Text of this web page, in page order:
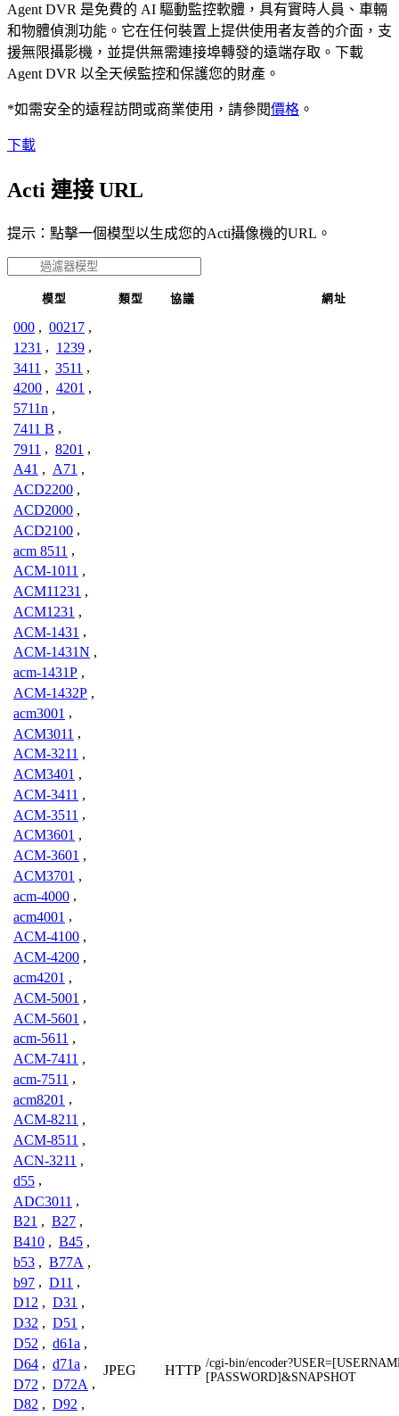
Agent DVR 是免費的 AI 驅動監控軟體，具有實時人員、車輛
和物體偵測功能。它在任何裝置上提供使用者友善的介面，支
援無限攝影機，並提供無需連接埠轉發的遠端存取。下載
Agent DVR 以全天候監控和保護您的財產。
*如需安全的遠程訪問或商業使用，請參閱價格 。
下載
Acti 連接 URL
提示：點擊一個模型以生成您的Acti攝像機的URL。
模型 類型 協議 網址
000 , 00217 ,
1231 , 1239 ,
3411 , 3511 ,
4200 , 4201 ,
5711n ,
7411 B ,
7911 , 8201 ,
A41 , A71 ,
ACD2200 ,
ACD2000 ,
ACD2100 ,
acm 8511 ,
ACM-1011 ,
ACM11231 ,
ACM1231 ,
ACM-1431 ,
ACM-1431N ,
acm-1431P ,
ACM-1432P ,
acm3001 ,
ACM3011 ,
ACM-3211 ,
ACM3401 ,
ACM-3411 ,
ACM-3511 ,
ACM3601 ,
ACM-3601 ,
ACM3701 ,
acm-4000 ,
acm4001 ,
ACM-4100 ,
ACM-4200 ,
acm4201 ,
ACM-5001 ,
ACM-5601 ,
acm-5611 ,
ACM-7411 ,
acm-7511 ,
acm8201 ,
ACM-8211 ,
ACM-8511 ,
ACN-3211 ,
d55 ,
ADC3011 ,
B21 , B27 ,
B410 , B45 ,
b53 , B77A ,
b97 , D11 ,
D12 , D31 ,
D32 , D51 ,
D52 , d61a ,
D64 , d71a ,
D72 , D72A ,
D82 , D92 ,
JPEG HTTP /cgi-bin/
[PASSWORD]&SNAPSHOT